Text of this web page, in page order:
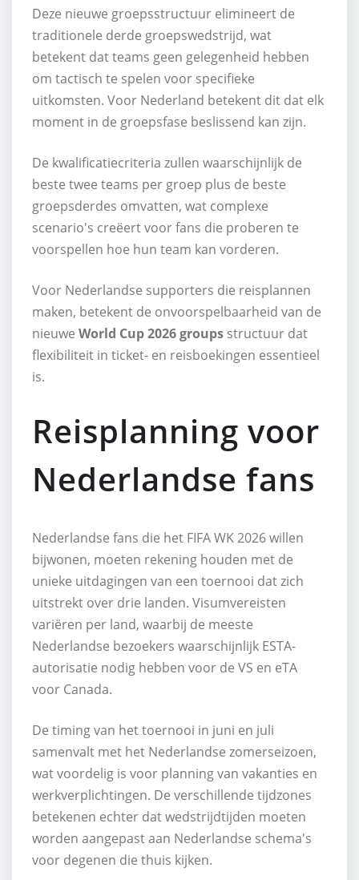
Deze nieuwe groepsstructuur elimineert de
traditionele derde groepswedstrijd, wat
betekent dat teams geen gelegenheid hebben
om tactisch te spelen voor specifieke
uitkomsten. Voor Nederland betekent dit dat elk
moment in de groepsfase beslissend kan zijn.
De kwalificatiecriteria zullen waarschijnlijk de
beste twee teams per groep plus de beste
groepsderdes omvatten, wat complexe
scenario's creëert voor fans die proberen te
voorspellen hoe hun team kan vorderen.
Voor Nederlandse supporters die reisplannen
maken, betekent de onvoorspelbaarheid van de
nieuwe World Cup 2026 groups structuur dat
flexibiliteit in ticket- en reisboekingen essentieel
is.
Reisplanning voor
Nederlandse fans
Nederlandse fans die het FIFA WK 2026 willen
bijwonen, moeten rekening houden met de
unieke uitdagingen van een toernooi dat zich
uitstrekt over drie landen. Visumvereisten
variëren per land, waarbij de meeste
Nederlandse bezoekers waarschijnlijk ESTA-
autorisatie nodig hebben voor de VS en eTA
voor Canada.
De timing van het toernooi in juni en juli
samenvalt met het Nederlandse zomerseizoen,
wat voordelig is voor planning van vakanties en
werkverplichtingen. De verschillende tijdzones
betekenen echter dat wedstrijdtijden moeten
worden aangepast aan Nederlandse schema's
voor degenen die thuis kijken.